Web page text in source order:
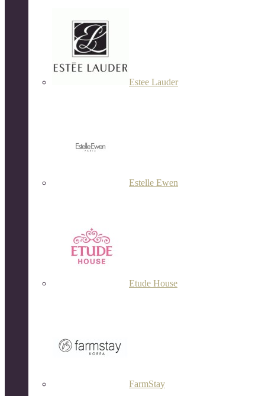
Estee Lauder
Estelle Ewen
Etude House
FarmStay